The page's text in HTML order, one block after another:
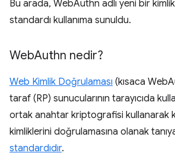
Bu arada, WebAuthn adlı yeni bir
standardı kullanıma sunuldu.
WebAuthn nedir?
Web Kimlik Doğrulaması (kısaca
taraf (RP) sunucularının tarayıcıda
ortak anahtar kriptografisi kullanarak
kimliklerini doğrulamasına olanak
standardıdır.